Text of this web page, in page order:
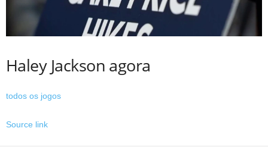
Haley Jackson agora
todos os jogos
Source link